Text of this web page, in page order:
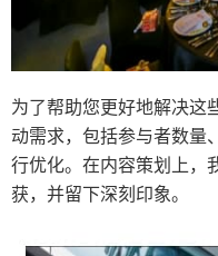
为了帮助您更好地解决这
动需求，包括参与者数量
行优化。在内容策划上，
获，并留下深刻印象。